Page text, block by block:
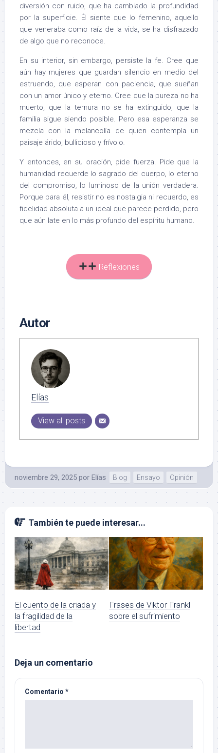
diversión con ruido, que ha cambiado la profundidad
por la superficie. Él siente que lo femenino, aquello
que veneraba como raíz de la vida, se ha disfrazado
de algo que no reconoce.
En su interior, sin embargo, persiste la fe. Cree que
aún hay mujeres que guardan silencio en medio del
estruendo, que esperan con paciencia, que sueñan
con un amor único y eterno. Cree que la pureza no ha
muerto, que la ternura no se ha extinguido, que la
familia sigue siendo posible. Pero esa esperanza se
mezcla con la melancolía de quien contempla un
paisaje árido, bullicioso y frívolo.
Y entonces, en su oración, pide fuerza. Pide que la
humanidad recuerde lo sagrado del cuerpo, lo eterno
del compromiso, lo luminoso de la unión verdadera.
Porque para él, resistir no es nostalgia ni recuerdo, es
fidelidad absoluta a un ideal que parece perdido, pero
que aún late en lo más profundo del espíritu humano.
Reflexiones
Autor
Elías
View all posts
noviembre 29, 2025 por Elías Blog Ensayo Opinión
También te puede interesar...
El cuento de la criada y
la fragilidad de la
libertad
Frases de Viktor Frankl
sobre el sufrimiento
Deja un comentario
Comentario *